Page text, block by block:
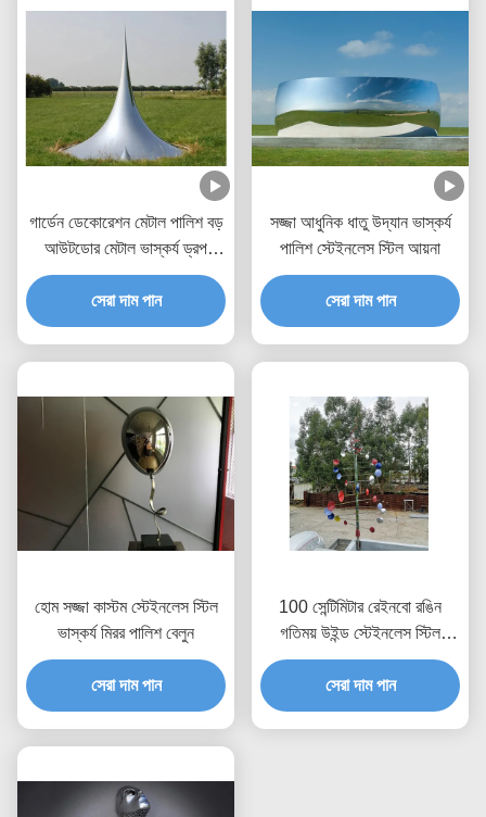
গার্ডেন ডেকোরেশন মেটাল পালিশ বড়
আউটডোর মেটাল ভাস্কর্য ড্রপ
ভাস্কর্য
সেরা দাম পান
সজ্জা আধুনিক ধাতু উদ্যান ভাস্কর্য
পালিশ স্টেইনলেস স্টিল আয়না
সেরা দাম পান
হোম সজ্জা কাস্টম স্টেইনলেস স্টিল
ভাস্কর্য মিরর পালিশ বেলুন
সেরা দাম পান
100 সেন্টিমিটার রেইনবো রঙিন
গতিময় উইন্ড স্টেইনলেস স্টিল
ভাস্কর্য আঁকা সমাপ্তি
সেরা দাম পান